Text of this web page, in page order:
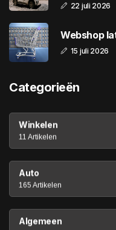
22 juli 2026
Webshop
15 juli 2026
Categorieën
Winkelen
11 Artikelen
Auto
165 Artikelen
Algemeen